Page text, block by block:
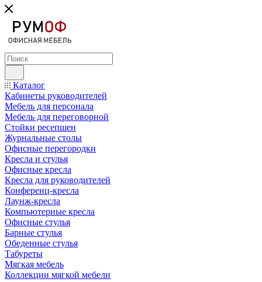
Каталог
Кабинеты руководителей
Мебель для персонала
Мебель для переговорной
Стойки ресепшен
Журнальные столы
Офисные перегородки
Кресла и стулья
Офисные кресла
Кресла для руководителей
Конференц-кресла
Лаунж-кресла
Компьютерные кресла
Офисные стулья
Барные стулья
Обеденные стулья
Табуреты
Мягкая мебель
Коллекции мягкой мебели